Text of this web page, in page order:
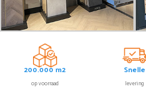
200.000 m2
op voorraad
Snelle
levering